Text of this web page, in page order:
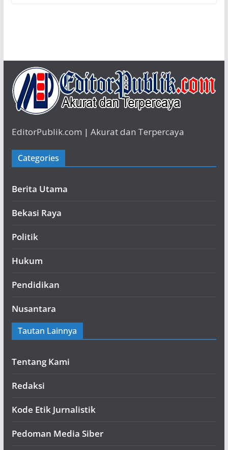
EditorPublik.com | Akurat dan Terpercaya
Categories
Berita Utama
Bekasi Raya
Politik
Hukum
Pendidikan
Nusantara
Tautan Lainnya
Tentang Kami
Redaksi
Kode Etik Jurnalistik
Pedoman Media Siber